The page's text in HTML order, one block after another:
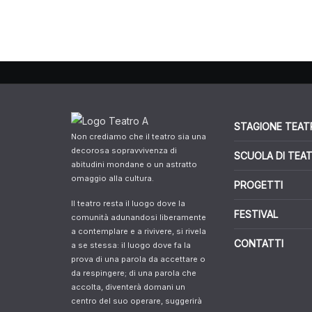
Non crediamo che il teatro sia una
decorosa sopravvivenza di
abitudini mondane o un astratto
omaggio alla cultura.
Il teatro resta il luogo dove la
comunità adunandosi liberamente
a contemplare e a rivivere, si rivela
a se stessa: il luogo dove fa la
prova di una parola da accettare o
da respingere; di una parola che
accolta, diventerà domani un
centro del suo operare, suggerirà
STAGIONE
SCUOLA DI
PROGETTI
FESTIVAL
CONTATTI